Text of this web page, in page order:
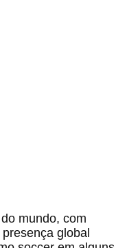
mundo, com
global